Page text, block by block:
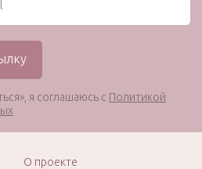
я соглашаюсь с Политикой
О проекте